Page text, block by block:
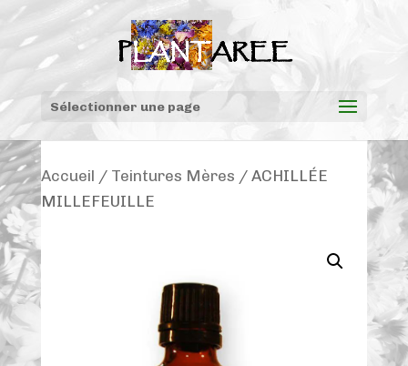
Sélectionner une page
Accueil / Teintures Mères / ACHILLÉE
MILLEFEUILLE